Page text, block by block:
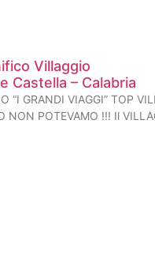
Villaggio
Castella – Calabria
“I GRANDI VIAGGI” TOP
NON POTEVAMO !!! Il